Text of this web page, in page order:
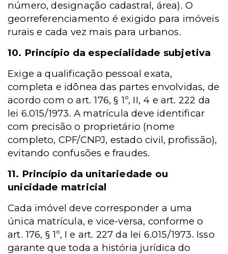
número, designação cadastral, área). O
georreferenciamento é exigido para imóveis
rurais e cada vez mais para urbanos.
10. Princípio da especialidade subjetiva
Exige a qualificação pessoal exata,
completa e idônea das partes envolvidas, de
acordo com o art. 176, § 1º, II, 4 e art. 222 da
lei 6.015/1973. A matrícula deve identificar
com precisão o proprietário (nome
completo, CPF/CNPJ, estado civil, profissão),
evitando confusões e fraudes.
11. Princípio da unitariedade ou
unicidade matricial
Cada imóvel deve corresponder a uma
única matrícula, e vice-versa, conforme o
art. 176, § 1º, I e art. 227 da lei 6.015/1973. Isso
garante que toda a história jurídica do